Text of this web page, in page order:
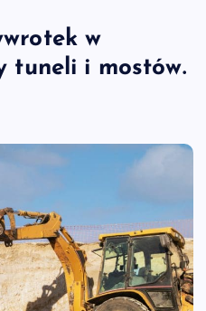
w
tuneli i mostów.